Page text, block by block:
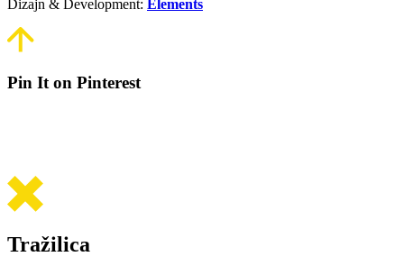
Dizajn & Development: Elements
Pin It on Pinterest
Tražilica